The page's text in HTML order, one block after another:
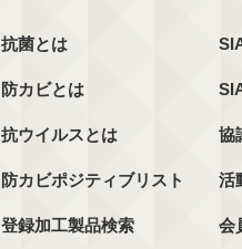
抗菌とは
防カビとは
抗ウイルスとは
防カビポジティブリスト
登録加工製品検索
協
活
会